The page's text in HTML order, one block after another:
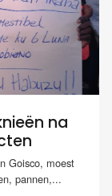
na
Goisco, moest
pannen,...